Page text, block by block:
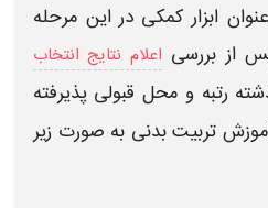
ابزار کمکی در این مرحله
از بررسی اعلام نتایج انتخاب
رتبه و محل قبولی پذیرفته
تربیت بدنی به صورت زیر